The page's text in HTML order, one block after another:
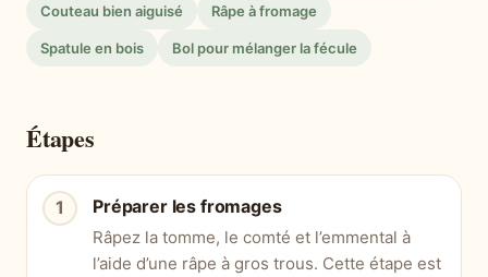
Couteau bien aiguisé Râpe à fromage
Spatule en bois Bol pour mélanger la fécule
Étapes
Préparer les fromages
Râpez la tomme, le comté et l’emmental à
l’aide d’une râpe à gros trous. Cette étape est